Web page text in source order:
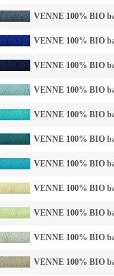
VENNE 100% BIO
VENNE 100% BIO
VENNE 100% BIO
VENNE 100% BIO
VENNE 100% BIO
VENNE 100% BIO
VENNE 100% BIO
VENNE 100% BIO
VENNE 100% BIO
VENNE 100% BIO
VENNE 100% BIO